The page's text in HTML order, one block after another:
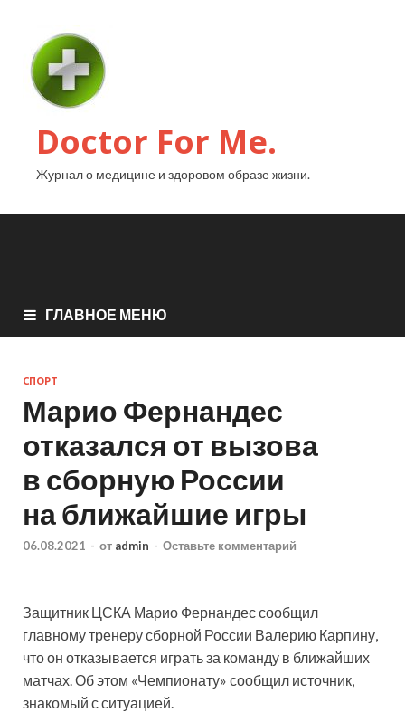
Doctor For Me.
Журнал о медицине и здоровом образе жизни.
ГЛАВНОЕ МЕНЮ
СПОРТ
Марио Фернандес
отказался от вызова
в сборную России
на ближайшие игры
06.08.2021 - от admin - Оставьте комментарий
Защитник ЦСКА Марио Фернандес сообщил
главному тренеру сборной России Валерию Карпину,
что он отказывается играть за команду в ближайших
матчах. Об этом «Чемпионату» сообщил источник,
знакомый с ситуацией.